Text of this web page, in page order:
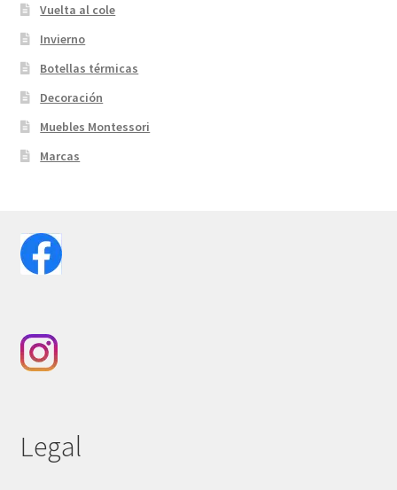
Vuelta al cole
Invierno
Botellas térmicas
Decoración
Muebles Montessori
Marcas
Legal